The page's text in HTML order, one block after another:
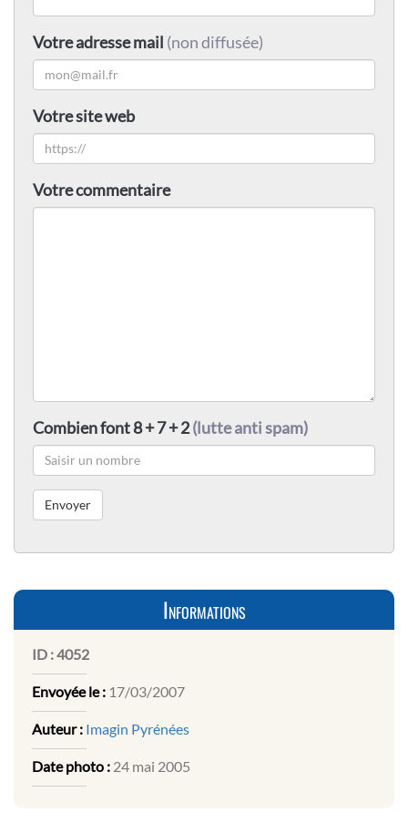
Votre adresse mail (non diffusée)
Votre site web
Votre commentaire
Combien font 8 + 7 + 2(lutte anti spam)
Informations
ID :4052
Envoyée le : 17/03/2007
Auteur : Imagin Pyrénées
Date photo : 24 mai 2005